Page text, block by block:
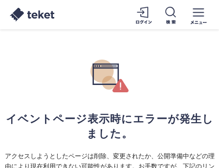
イベントページ表示時にエラーが発生し
ました。
アクセスしようとしたページは削除、変更されたか、公開準備中などの理
由により現在利用できない可能性があります。お手数ですが、下記のリン